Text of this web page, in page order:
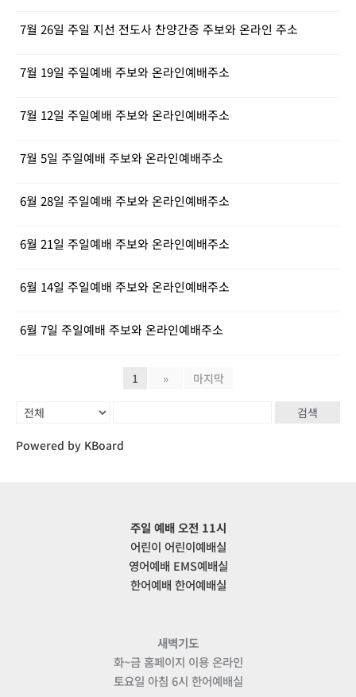
7월 26일 주일 지선 전도사 찬양간증 주보와 온라인 주소
7월 19일 주일예배 주보와 온라인예배주소
7월 12일 주일예배 주보와 온라인예배주소
7월 5일 주일예배 주보와 온라인예배주소
6월 28일 주일예배 주보와 온라인예배주소
6월 21일 주일예배 주보와 온라인예배주소
6월 14일 주일예배 주보와 온라인예배주소
6월 7일 주일예배 주보와 온라인예배주소
1 » 마지막
검색
Powered by KBoard
주일 예배 오전 11시
어린이 어린이예배실
영어예배 EMS예배실
한어예배 한어예배실
새벽기도
화~금 홈페이지 이용 온라인
토요일 아침 6시 한어예배실